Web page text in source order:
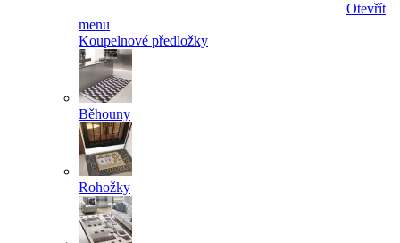
Otevřít
menu
Koupelnové předložky
Běhouny
Rohožky